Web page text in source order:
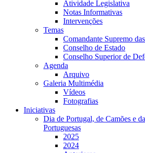
Atividade Legislativa
Notas Informativas
Intervenções
Temas
Comandante Supremo
Conselho de Estado
Conselho Superior de
Agenda
Arquivo
Galeria Multimédia
Vídeos
Fotografias
Iniciativas
Dia de Portugal, de Camões e
Portuguesas
2025
2024